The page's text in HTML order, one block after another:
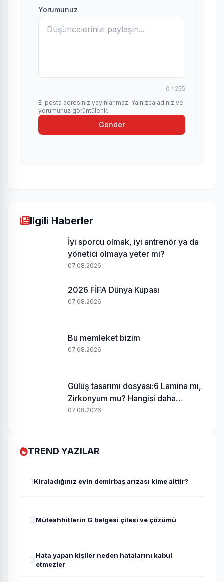
Yorumunuz
0 / 255
E-posta adresiniz yayınlanmaz. Yalnızca adınız ve
yorumunuz görüntülenir.
Gönder
Ilgili Haberler
İyi sporcu olmak, iyi antrenör ya da
yönetici olmaya yeter mi?
07.08.2026
2026 FİFA Dünya Kupası
07.08.2026
Bu memleket bizim
07.08.2026
Gülüş tasarımı dosyası:6 Lamina mı,
Zirkonyum mu? Hangisi daha
uygundur?
07.08.2026
TREND YAZILAR
1Kiraladığınız evin demirbaş arızası kime aittir?
2Müteahhitlerin G belgesi çilesi ve çözümü
3Hata yapan kişiler neden hatalarını kabul
etmezler